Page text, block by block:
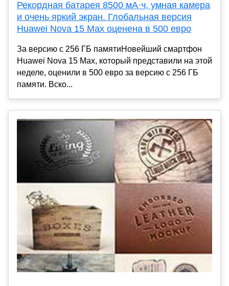
Рекордная батарея 8500 мА·ч, умная камера
и очень яркий экран. Глобальная версия
Huawei Nova 15 Max оценена в 500 евро
За версию с 256 ГБ памятиНовейший смартфон
Huawei Nova 15 Max, который представили на этой
неделе, оценили в 500 евро за версию с 256 ГБ
памяти. Вско...